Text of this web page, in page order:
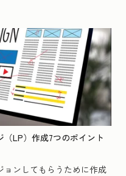
（LP）作成7つのポイント
ョンしてもらうために作成